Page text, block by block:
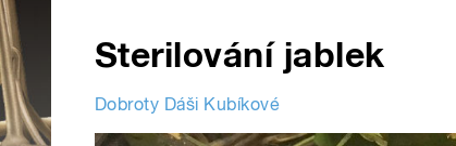
Sterilování jablek
Dobroty Dáši Kubíkové